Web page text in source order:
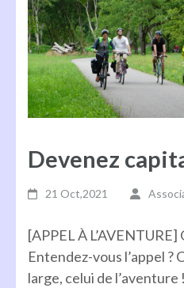
Devenez
21 Oct,2021
[APPEL À
Entendez-vous l’appel ?
large, celui de l’aventure